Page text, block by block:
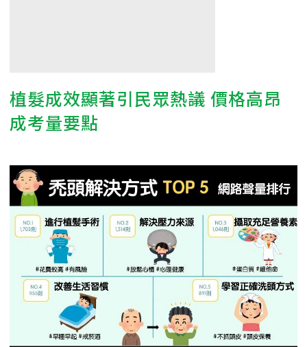
植髮成效顯著引民眾熱議 價格高昂
成考量要點